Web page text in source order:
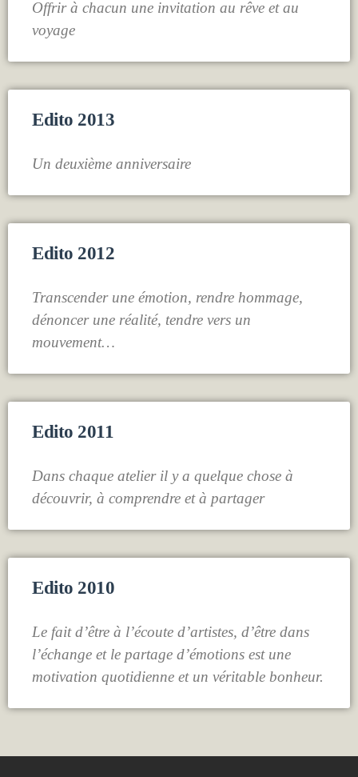
Offrir à chacun une invitation au rêve et au
voyage
Edito 2013
Un deuxième anniversaire
Edito 2012
Transcender une émotion, rendre hommage,
dénoncer une réalité, tendre vers un
mouvement…
Edito 2011
Dans chaque atelier il y a quelque chose à
découvrir, à comprendre et à partager
Edito 2010
Le fait d’être à l’écoute d’artistes, d’être dans
l’échange et le partage d’émotions est une
motivation quotidienne et un véritable bonheur.